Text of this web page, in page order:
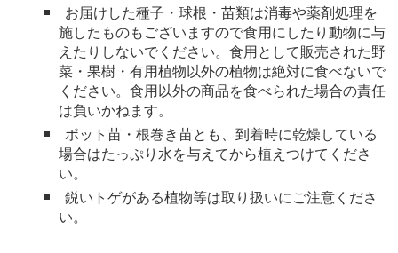
お届けした種子・球根・苗類は消毒や薬剤処理を
施したものもございますので食用にしたり動物に与
えたりしないでください。食用として販売された野
菜・果樹・有用植物以外の植物は絶対に食べないで
ください。食用以外の商品を食べられた場合の責任
は負いかねます。
ポット苗・根巻き苗とも、到着時に乾燥している
場合はたっぷり水を与えてから植えつけてくださ
い。
鋭いトゲがある植物等は取り扱いにご注意くださ
い。